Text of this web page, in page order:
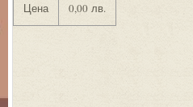
Цена 0,00 лв.